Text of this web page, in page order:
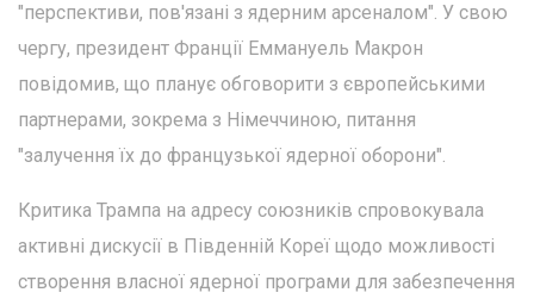
"перспективи, пов'язані з ядерним арсеналом". У свою
чергу, президент Франції Еммануель Макрон
повідомив, що планує обговорити з європейськими
партнерами, зокрема з Німеччиною, питання
"залучення їх до французької ядерної оборони".
Критика Трампа на адресу союзників спровокувала
активні дискусії в Південній Кореї щодо можливості
створення власної ядерної програми для забезпечення